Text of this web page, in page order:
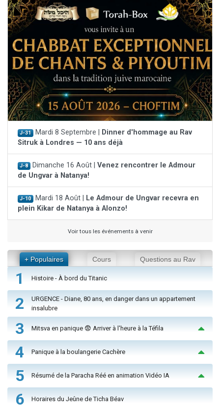
J-31 Mardi 8 Septembre |
Dinner d'hommage au Rav
Sitruk à Londres — 10 ans déjà
J-8 Dimanche 16 Août | Venez rencontrer le Admour
de Ungvar à Natanya!
J-10 Mardi 18 Août |
Le Admour de Ungvar recevra en
plein Kikar de Natanya à Alonzo!
Voir tous les événements à venir
+ Populaires Cours Questions au Rav
1 Histoire - À bord du Titanic
2
URGENCE - Diane, 80 ans, en danger dans un appartement
insalubre
3 Mitsva en panique 😨 Arriver à l'heure à la Téfila
4 Panique à la boulangerie Cachère
5 Résumé de la Paracha Réé en animation Vidéo IA
6 Horaires du Jeûne de Ticha Béav